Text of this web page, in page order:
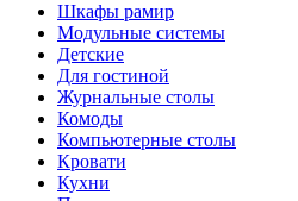
Шкафы рамир
Модульные системы
Детские
Для гостиной
Журнальные столы
Комоды
Компьютерные столы
Кровати
Кухни